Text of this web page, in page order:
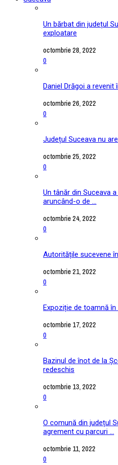
Un bărbat din județul
exploatare
octombrie 28, 2022
0
Daniel Drăgoi a
octombrie 26, 2022
0
Județul Suceava nu
octombrie 25, 2022
0
Un tânăr din Suceava
aruncând-o de ...
octombrie 24, 2022
0
Autoritățile sucevene
octombrie 21, 2022
0
Expoziție de toamnă în
octombrie 17, 2022
0
Bazinul de înot de la
redeschis
octombrie 13, 2022
0
O comună din județul
agrement cu parcuri ...
octombrie 11, 2022
0